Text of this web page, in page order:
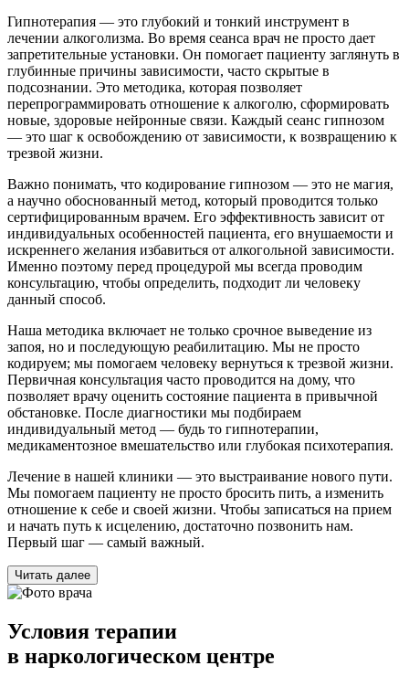
Гипнотерапия — это глубокий и тонкий инструмент в
лечении алкоголизма. Во время сеанса врач не просто дает
запретительные установки. Он помогает пациенту заглянуть в
глубинные причины зависимости, часто скрытые в
подсознании. Это методика, которая позволяет
перепрограммировать отношение к алкоголю, сформировать
новые, здоровые нейронные связи. Каждый сеанс гипнозом
— это шаг к освобождению от зависимости, к возвращению к
трезвой жизни.
Важно понимать, что кодирование гипнозом — это не магия,
а научно обоснованный метод, который проводится только
сертифицированным врачем. Его эффективность зависит от
индивидуальных особенностей пациента, его внушаемости и
искреннего желания избавиться от алкогольной зависимости.
Именно поэтому перед процедурой мы всегда проводим
консультацию, чтобы определить, подходит ли человеку
данный способ.
Наша методика включает не только срочное выведение из
запоя, но и последующую реабилитацию. Мы не просто
кодируем; мы помогаем человеку вернуться к трезвой жизни.
Первичная консультация часто проводится на дому, что
позволяет врачу оценить состояние пациента в привычной
обстановке. После диагностики мы подбираем
индивидуальный метод — будь то гипнотерапии,
медикаментозное вмешательство или глубокая психотерапия.
Лечение в нашей клиники — это выстраивание нового пути.
Мы помогаем пациенту не просто бросить пить, а изменить
отношение к себе и своей жизни. Чтобы записаться на прием
и начать путь к исцелению, достаточно позвонить нам.
Первый шаг — самый важный.
Читать далее
Условия терапии
в наркологическом центре